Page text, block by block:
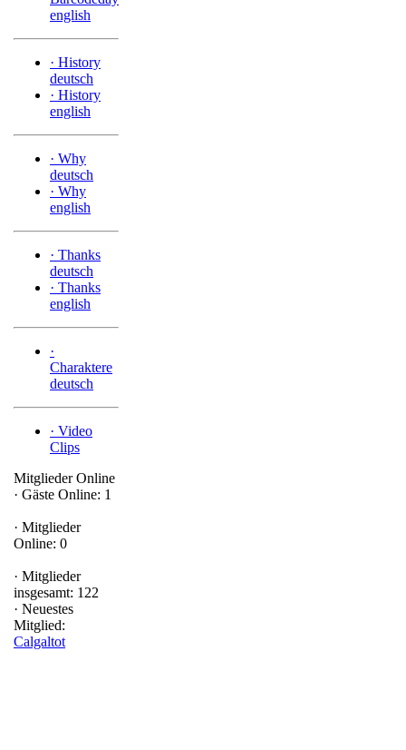
english
· History
deutsch
· History
english
· Why
deutsch
· Why
english
· Thanks
deutsch
· Thanks
english
·
Charaktere
deutsch
· Video
Clips
Mitglieder Online
· Gäste Online: 1
· Mitglieder
Online: 0
· Mitglieder
insgesamt: 122
· Neuestes
Mitglied:
Calgaltot